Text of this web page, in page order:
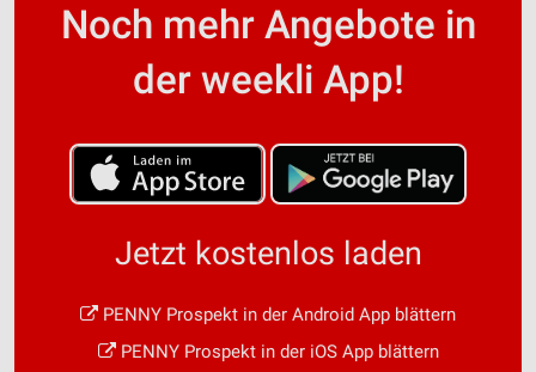
Noch mehr Angebote in
der weekli App!
Jetzt kostenlos laden
PENNY Prospekt in der Android App blättern
PENNY Prospekt in der iOS App blättern